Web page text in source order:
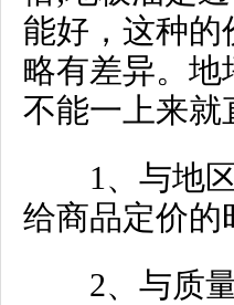
能好，这种的
略有差异。
不能一上来就
1、与地区
给商品定价的
2、与质量